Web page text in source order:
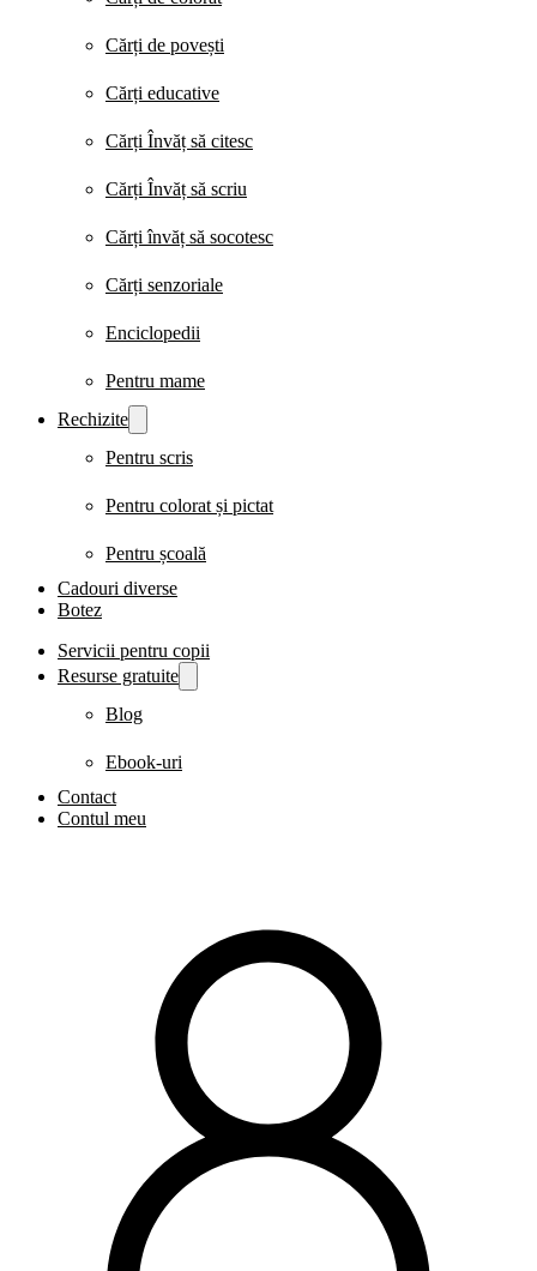
Cărți de povești
Cărți educative
Cărți Învăț să citesc
Cărți Învăț să scriu
Cărți învăț să socotesc
Cărți senzoriale
Enciclopedii
Pentru mame
Rechizite
Pentru scris
Pentru colorat și pictat
Pentru școală
Cadouri diverse
Botez
Servicii pentru copii
Resurse gratuite
Blog
Ebook-uri
Contact
Contul meu